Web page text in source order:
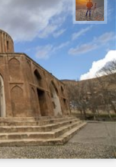
مهدی مخلصیان